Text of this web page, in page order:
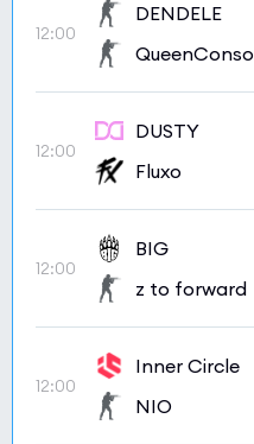
12:00
DENDELE
QueenConso
12:00
DUSTY
Fluxo
12:00
BIG
z to forward
12:00
Inner Circle
NIO